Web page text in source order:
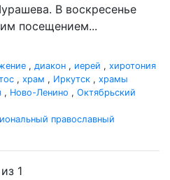
В воскресенье
посещением...
, диакон , иерей , хиротония
, храм , Иркутск , храмы
, Ново-Ленино , Октябрьский
православный
1